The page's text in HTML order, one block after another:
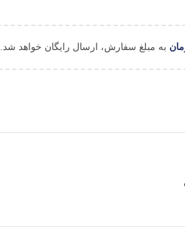
به مبلغ سفارش، ارسال رایگان خواهد شد.